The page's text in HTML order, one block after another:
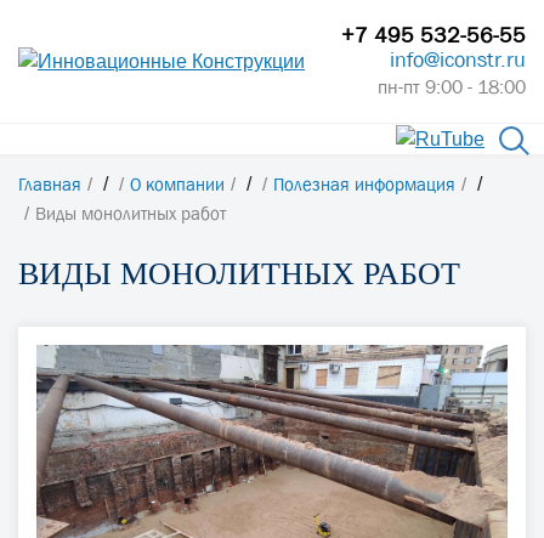
+7 495 532-56-55
info@iconstr.ru
пн-пт 9:00 - 18:00
Главная / О компании / Полезная информация
/
Виды монолитных работ
ВИДЫ МОНОЛИТНЫХ РАБОТ